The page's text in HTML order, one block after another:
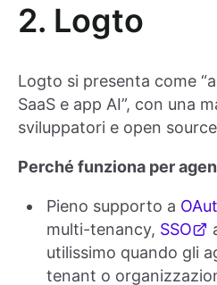
2. Logto
Logto si presenta come
SaaS e app AI”, con una
sviluppatori e open
Perché funziona per
Pieno supporto a
multi-tenancy, SSO
utilissimo quando gli
tenant o